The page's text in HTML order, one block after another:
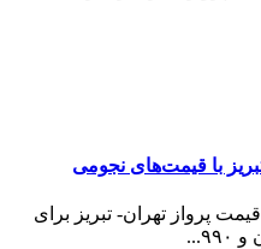
با قیمت‌های نجومی
پرواز تهران- تبریز برای